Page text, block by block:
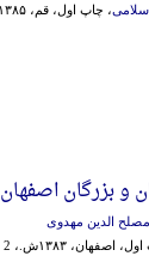
، چاپ اول، قم، ۱۳۸۵ش.
و بزرگان اصفهان
الدین مهدوی
۱۳۸۳ش.، 2 جلد، محقق: